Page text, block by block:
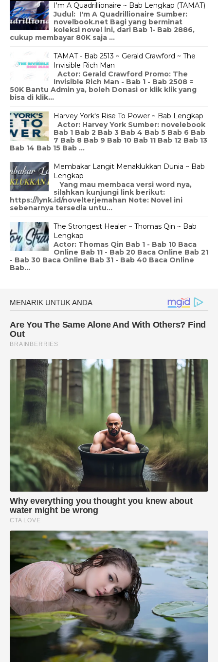
I'm A Quadrillionaire ~ Bab Lengkap (TAMAT)
Judul: I'm A Quadrillionaire Sumber:
novelbook.net Bagi yang berminat
koleksi novel ini, dari Bab 1- Bab 2886,
cukup membayar 80K saja ...
TAMAT - Bab 2513 ~ Gerald Crawford ~ The
Invisible Rich Man
Actor: Gerald Crawford Promo: The
Invisible Rich Man - Bab 1 - Bab 2508 =
50K Bantu Admin ya, boleh Donasi or klik klik yang
bisa di klik...
Harvey York's Rise To Power ~ Bab Lengkap
Actor: Harvey York Sumber: novelebook
Bab 1 Bab 2 Bab 3 Bab 4 Bab 5 Bab 6 Bab
7 Bab 8 Bab 9 Bab 10 Bab 11 Bab 12 Bab 13
Bab 14 Bab 15 Bab ...
Membakar Langit Menaklukkan Dunia ~ Bab
Lengkap
Yang mau membaca versi word nya,
silahkan kunjungi link berikut:
https://lynk.id/novelterjemahan Note: Novel ini
sebenarnya tersedia untu...
The Strongest Healer ~ Thomas Qin ~ Bab
Lengkap
Actor: Thomas Qin Bab 1 - Bab 10 Baca
Online Bab 11 - Bab 20 Baca Online Bab 21
- Bab 30 Baca Online Bab 31 - Bab 40 Baca Online
Bab...